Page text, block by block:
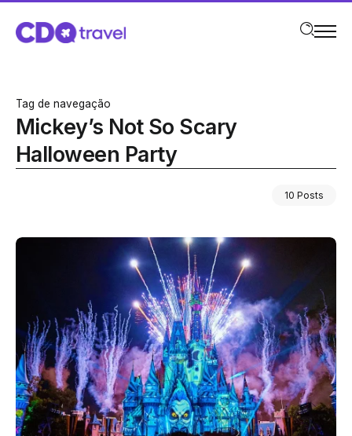
Tag de navegação
Mickey’s Not So Scary
Halloween Party
10 Posts